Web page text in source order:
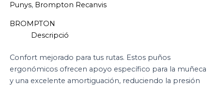
Punys, Brompton Recanvis
BROMPTON
Descripció
Confort mejorado para tus rutas. Estos puños
ergonómicos ofrecen apoyo específico para la muñeca
y una excelente amortiguación, reduciendo la presión